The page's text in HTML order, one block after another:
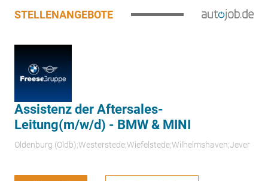
STELLENANGEBOTE
Assistenz der Aftersales-
Leitung(m/w/d) - BMW & MINI
Oldenburg (Oldb);Westerstede;Wiefelstede;Wilhelmshaven;Jever